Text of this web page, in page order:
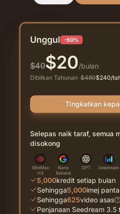
Unggul -50%
$40$20/bulan
Dibilkan Tahunan ·$480$240/
Tingkatkan
Selepas naik taraf, semua
disokong
MiniMax
H3
Nano
Banana
GPT Seedream
5,000kredit setiap bulan
Sehingga5,000imej
Sehingga625video asas
Penjanaan Seedream 3.5